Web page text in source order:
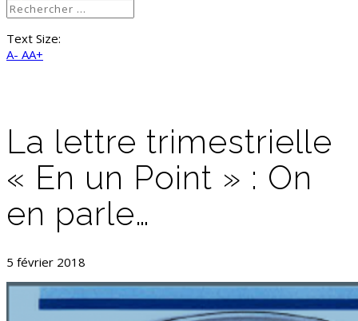
Text Size:
A- AA+
La lettre trimestrielle
« En un Point » : On
en parle…
5 février 2018